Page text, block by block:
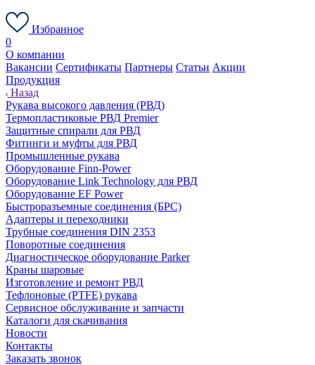
Избранное
0
О компании
Вакансии Сертификаты Партнеры Статьи Акции
Продукция
Назад
Рукава высокого давления (РВД)
Термопластиковые РВД Premier
Защитные спирали для РВД
Фитинги и муфты для РВД
Промышленные рукава
Оборудование Finn-Power
Оборудование Link Technology для РВД
Оборудование EF Power
Быстроразъемные соединения (БРС)
Адаптеры и переходники
Трубные соединения DIN 2353
Поворотные соединения
Диагностическое оборудование Parker
Краны шаровые
Изготовление и ремонт РВД
Тефлоновые (PTFE) рукава
Сервисное обслуживание и запчасти
Каталоги для скачивания
Новости
Контакты
Заказать звонок